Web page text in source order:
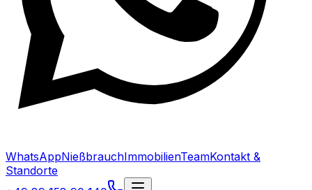
WhatsAppNießbrauchImmobilienTeamKontakt &
Standorte